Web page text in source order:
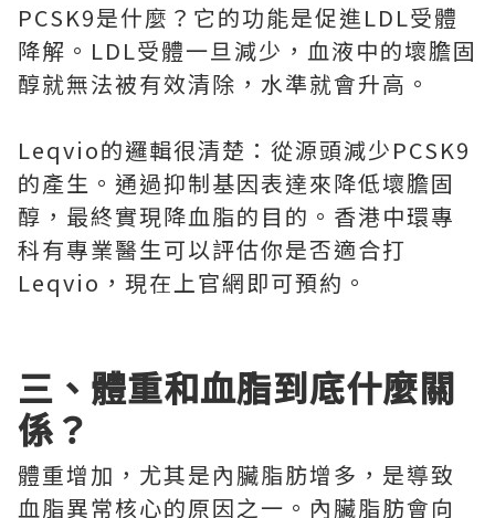
PCSK9是什麼？它的功能是促進LDL受體
降解。LDL受體一旦減少，血液中的壞膽固
醇就無法被有效清除，水準就會升高。
Leqvio的邏輯很清楚：從源頭減少PCSK9
的產生。通過抑制基因表達來降低壞膽固
醇，最終實現降血脂的目的。香港中環專
科有專業醫生可以評估你是否適合打
Leqvio，現在上官網即可預約。
三、體重和血脂到底什麼關
係？
體重增加，尤其是內臟脂肪增多，是導致
血脂異常核心的原因之一。內臟脂肪會向